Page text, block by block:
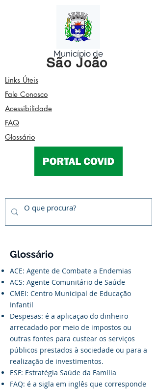
Município de
São João
Links Úteis
Fale Conosco
Acessibilidade
FAQ
Glossário
Glossário
ACE: Agente de Combate a Endemias
ACS: Agente Comunitário de Saúde
CMEI: Centro Municipal de Educação
Infantil
Despesas: é a aplicação do dinheiro
arrecadado por meio de impostos ou
outras fontes para custear os serviços
públicos prestados à sociedade ou para a
realização de investimentos.
ESF: Estratégia Saúde da Família
FAQ: é a sigla em inglês que corresponde